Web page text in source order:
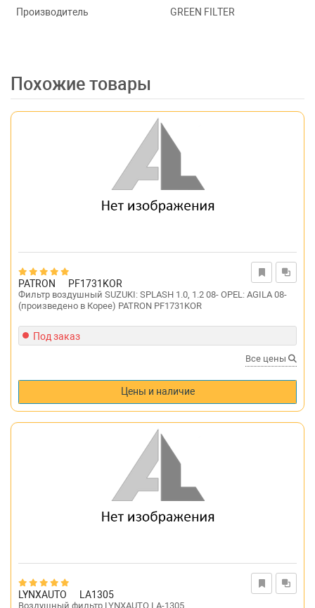
Производитель GREEN FILTER
Похожие товары
PATRON PF1731KOR
Фильтр воздушный SUZUKI: SPLASH 1.0, 1.2 08- OPEL: AGILA 08-
(произведено в Корее) PATRON PF1731KOR
Под заказ
Все цены
Цены и наличие
LYNXAUTO LA1305
Воздушный фильтр LYNXAUTO LA-1305